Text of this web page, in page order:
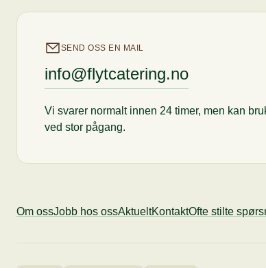
SEND OSS EN MAIL
info@flytcatering.no
Vi svarer normalt innen 24 timer, men kan
ved stor pågang.
Om ossJobb hos ossAktueltKontaktOfte stilte